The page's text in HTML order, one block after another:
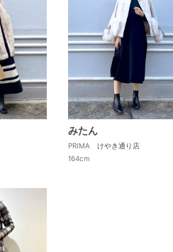
みたん
PRIMA けやき通り店
164cm